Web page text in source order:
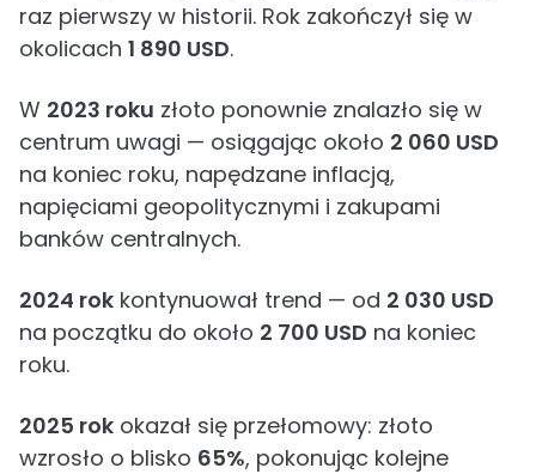
raz pierwszy w historii. Rok zakończył się w
okolicach 1 890 USD.
W 2023 roku złoto ponownie znalazło się w
centrum uwagi — osiągając około 2 060 USD
na koniec roku, napędzane inflacją,
napięciami geopolitycznymi i zakupami
banków centralnych.
2024 rok kontynuował trend — od 2 030 USD
na początku do około 2 700 USD na koniec
roku.
2025 rok okazał się przełomowy: złoto
wzrosło o blisko 65%, pokonując kolejne